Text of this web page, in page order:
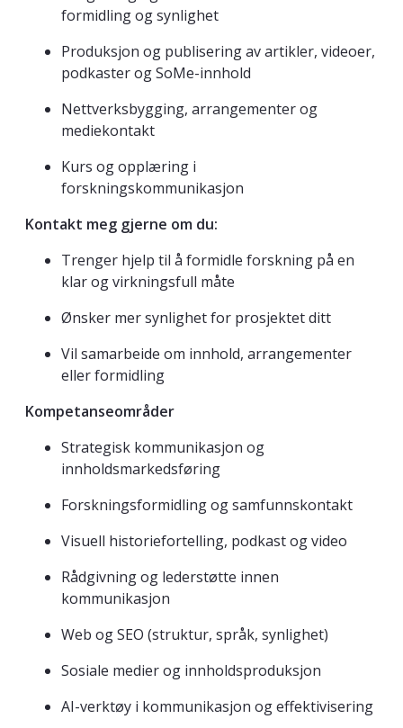
formidling og synlighet
Produksjon og publisering av artikler, videoer,
podkaster og SoMe-innhold
Nettverksbygging, arrangementer og
mediekontakt
Kurs og opplæring i
forskningskommunikasjon
Kontakt meg gjerne om du:
Trenger hjelp til å formidle forskning på en
klar og virkningsfull måte
Ønsker mer synlighet for prosjektet ditt
Vil samarbeide om innhold, arrangementer
eller formidling
Kompetanseområder
Strategisk kommunikasjon og
innholdsmarkedsføring
Forskningsformidling og samfunnskontakt
Visuell historiefortelling, podkast og video
Rådgivning og lederstøtte innen
kommunikasjon
Web og SEO (struktur, språk, synlighet)
Sosiale medier og innholdsproduksjon
AI-verktøy i kommunikasjon og effektivisering